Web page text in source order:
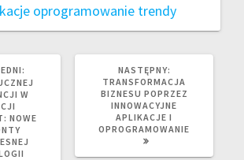
oprogramowanie trendy
WPIS:
W
NOWE
NASTĘPNY:
WPIS:
TRANSFORMACJA
BIZNESU POPRZEZ
INNOWACYJNE
APLIKACJE I
OPROGRAMOWANIE